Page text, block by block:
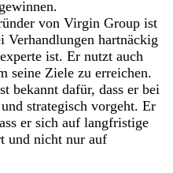
von Virgin Group ist
Verhandlungen hartnäckig
ist. Er nutzt auch
seine Ziele zu erreichen.
bekannt dafür, dass er bei
strategisch vorgeht. Er
er sich auf langfristige
und nicht nur auf